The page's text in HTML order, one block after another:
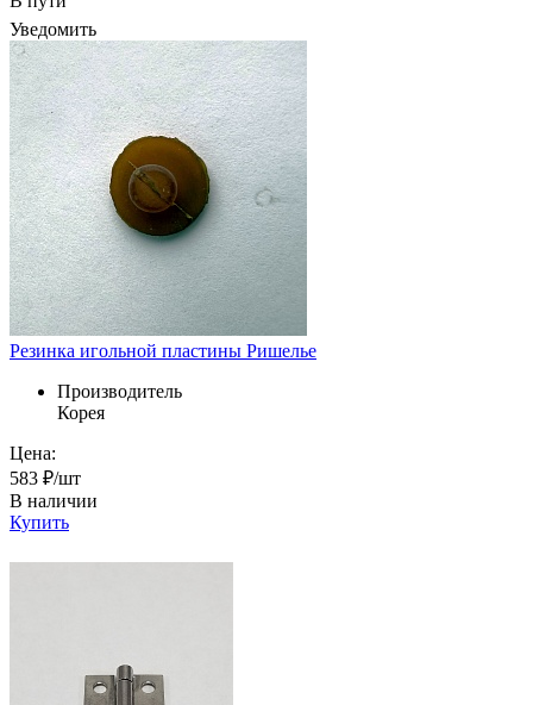
Уведомить
Резинка игольной пластины Ришелье
Производитель
Корея
Цена:
583 ₽/шт
В наличии
Купить